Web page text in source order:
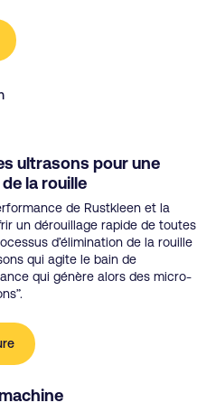
ultrasons pour une
la rouille
de Rustkleen et la
un dérouillage rapide de toutes
d’élimination de la rouille
qui agite le bain de
qui génère alors des micro-